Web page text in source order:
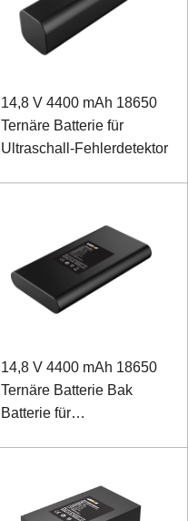
14,8 V 4400 mAh 18650
Ternäre Batterie für
Ultraschall-Fehlerdetektor
14,8 V 4400 mAh 18650
Ternäre Batterie Bak
Batterie für